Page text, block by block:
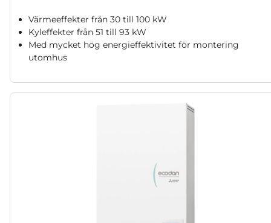
Värmeeffekter från 30 till 100 kW
Kyleffekter från 51 till 93 kW
Med mycket hög energieffektivitet för montering
utomhus